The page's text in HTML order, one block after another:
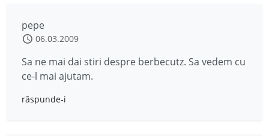
pepe
06.03.2009
Sa ne mai dai stiri despre berbecutz. Sa vedem cu
ce-l mai ajutam.
răspunde-i